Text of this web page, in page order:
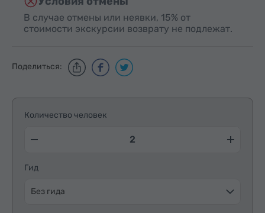
В случае отмены или неявки, 15% от
стоимости экскурсии возврату не подлежат.
Поделиться:
Количество человек
Гид
Без гида